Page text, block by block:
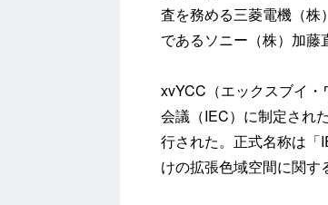
査を務める三菱電機（株
であるソニー（株）加藤
xvYCC（エックスブイ
会議（IEC）に制定され
行された。正式名称は「
けの拡張色域空間に関す